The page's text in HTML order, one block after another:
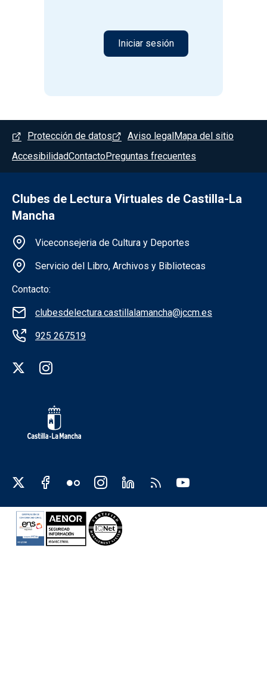
Menú del pie
Protección de datos Aviso legal Mapa del sitio
AccesibilidadContactoPreguntas frecuentes
Clubes de Lectura Virtuales de Castilla-La
Mancha
Información de la institución
Viceconsejeria de Cultura y Deportes
Servicio del Libro, Archivos y Bibliotecas
Contacto:
clubesdelectura.castillalamancha@jccm.es
925 267519
Redes sociales institución
Redes sociales JCCM